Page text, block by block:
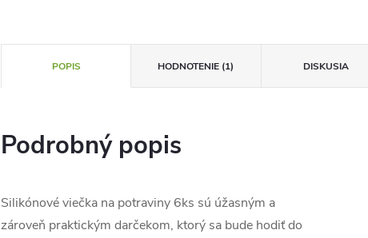
POPIS HODNOTENIE (1) DISKUSIA
Podrobný popis
Silikónové viečka na potraviny 6ks sú úžasným a
zároveň praktickým darčekom, ktorý sa bude hodiť do